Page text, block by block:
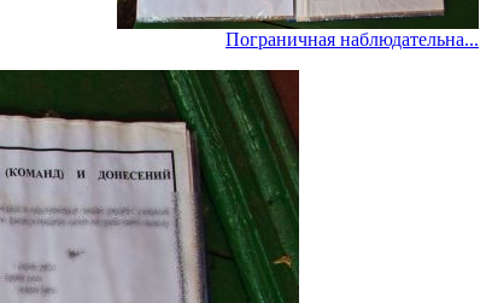
Пограничная наблюдательна...